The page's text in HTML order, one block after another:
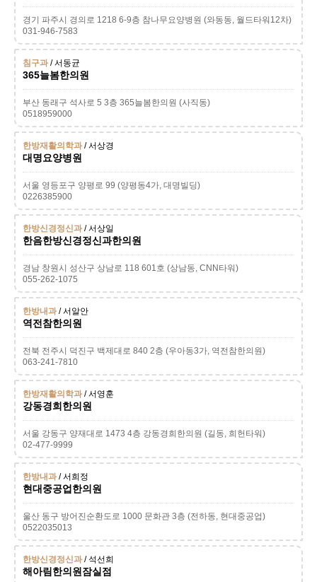
경기 파주시 경의로 1218 6-9층 참나무요양병원 (와동동, 월드타워12차)
031-946-7583
침구과/ 서동균
365늘봄한의원
부산 동래구 석사로 5 3층 365늘봄한의원 (사직동)
0518959000
한방재활의학과/ 서상경
대명요양병원
서울 영등포구 양평로 99 (양평동4가, 대명빌딩)
0226385900
한방신경정신과/ 서상일
한음한방신경정신과한의원
경남 창원시 성산구 상남로 118 601호 (상남동, CNN타워)
055-262-1075
한방내과/ 서알안
역전참한의원
전북 전주시 덕진구 백제대로 840 2층 (우아동3가, 역전참한의원)
063-241-7810
한방재활의학과/ 서영훈
강동경희한의원
서울 강동구 양재대로 1473 4층 강동경희한의원 (길동, 희헌타워)
02-477-9999
한방내과/ 서희정
현대중공업한의원
울산 동구 방어진순환도로 1000 문화관 3층 (전하동, 현대중공업)
0522035013
한방신경정신과/ 석선희
해아림한의원잠실점